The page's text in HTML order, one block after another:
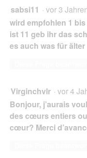
sabsi11 · vor 3
wird empfohlen 1
ist 11 geb ihr das
es auch was für älter
Virginchvlr · vor 4
Bonjour, j’aurais
des cœurs entiers
cœur? Merci